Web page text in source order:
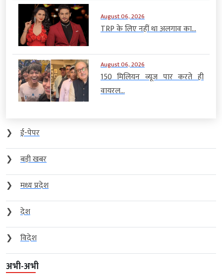
August 06, 2026
TRP के लिए नहीं था अलगाव का...
August 06, 2026
150 मिलियन व्यूज पार करते ही
वायरल...
❯
ई-पेपर
❯
बड़ी खबर
❯
मध्य प्रदेश
❯
देश
❯
विदेश
अभी-अभी